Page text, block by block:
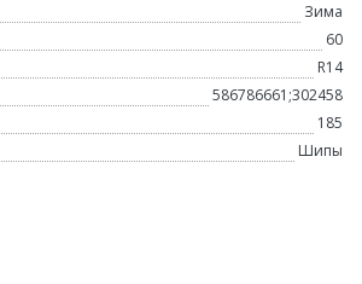
Зима
60
R14
586786661;302458
185
Шипы